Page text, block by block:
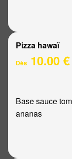
Pizza hawaï
Dès 10.00 €
Base sauce
ananas